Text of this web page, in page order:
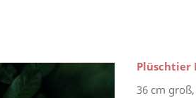
Plüschtier
36 cm